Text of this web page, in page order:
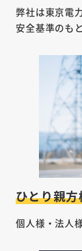
弊社は東京電
安全基準のも
ひとり親
個人様・法人